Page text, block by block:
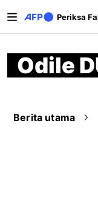
Periksa
Odile
Berita utama